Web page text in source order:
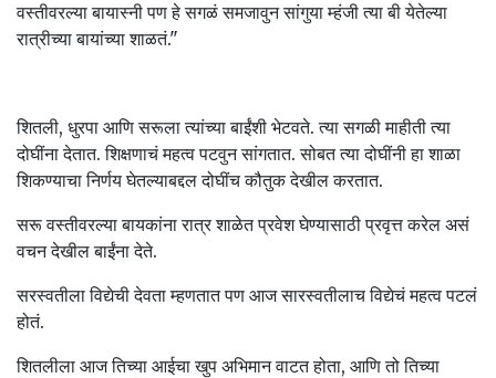
वस्तीवरल्या बायास्नी पण हे सगळं समजावुन सांगुया म्हंजी त्या बी येतेल्या
रात्रीच्या बायांच्या शाळतं."
शितली, धुरपा आणि सरूला त्यांच्या बाईंशी भेटवते. त्या सगळी माहीती त्या
दोघींना देतात. शिक्षणाचं महत्व पटवुन सांगतात. सोबत त्या दोघींनी हा शाळा
शिकण्याचा निर्णय घेतल्याबद्दल दोघींच कौतुक देखील करतात.
सरू वस्तीवरल्या बायकांना रात्र शाळेत प्रवेश घेण्यासाठी प्रवृत्त करेल असं
वचन देखील बाईंना देते.
सरस्वतीला विद्येची देवता म्हणतात पण आज सारस्वतीलाच विद्येचं महत्व पटलं
होतं.
शितलीला आज तिच्या आईचा खुप अभिमान वाटत होता, आणि तो तिच्या